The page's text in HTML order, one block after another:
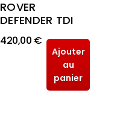
ROVER
DEFENDER TDI
420,00 €
Ajouter
au
panier